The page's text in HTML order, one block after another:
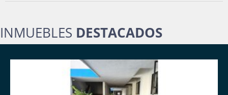
INMUEBLES DESTACADOS